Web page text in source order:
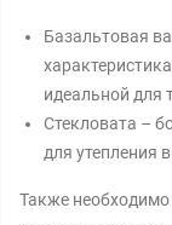
Базальтовая
идеальной для
Стекловата –
для утепления
Также